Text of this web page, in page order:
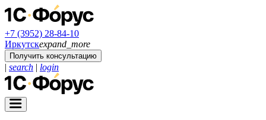
+7 (3952) 28-84-10
Иркутскexpand_more
Получить консультацию
| search | login